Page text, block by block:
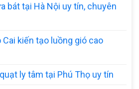
bát tại Hà Nội uy tín, chuyên
Cai kiến tạo luồng gió cao
ly tâm tại Phú Thọ uy tín